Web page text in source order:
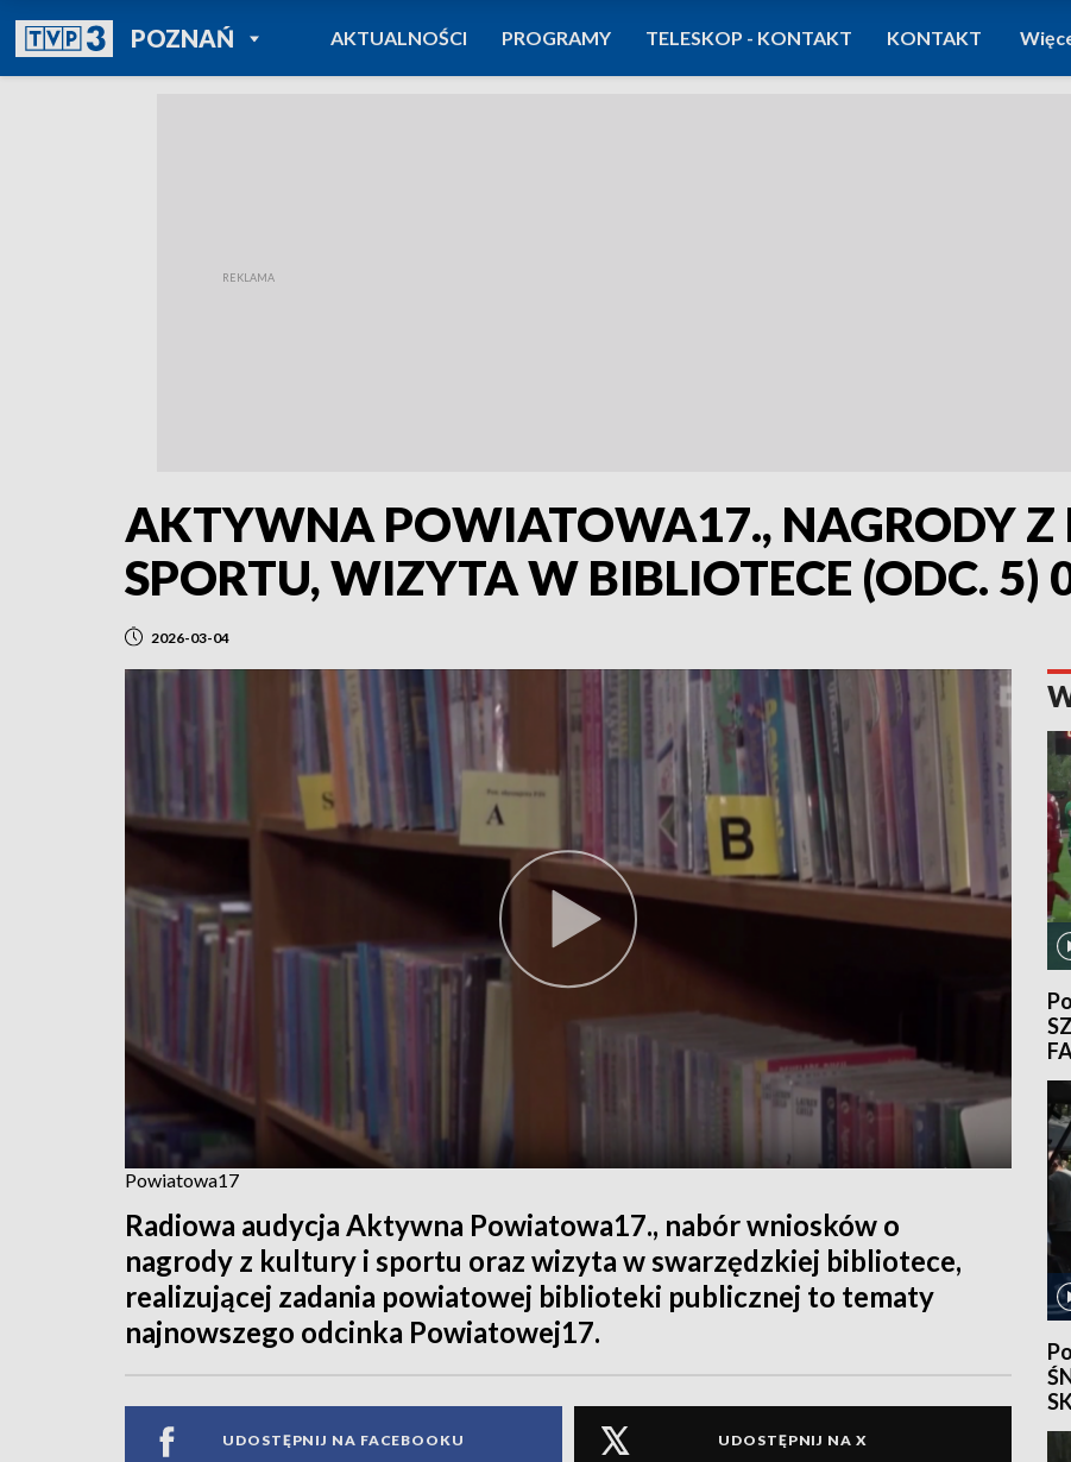
POZNAŃPOWRÓT DO
TVP REGIONY
AKTUALNOŚCI PROGRAMY TELESKOP - KONTAKT KONTAKT
AKTYWNA POWIATOWA17., NAGRODY Z
SPORTU, WIZYTA W BIBLIOTECE (ODC. 5)
2026-03-04
Powiatowa17
Radiowa audycja Aktywna Powiatowa17., nabór wniosków o
nagrody z kultury i sportu oraz wizyta w swarzędzkiej bibliotece,
realizującej zadania powiatowej biblioteki publicznej to tematy
najnowszego odcinka Powiatowej17.
UDOSTĘPNIJ NA FACEBOOKU UDOSTĘPNIJ NA X